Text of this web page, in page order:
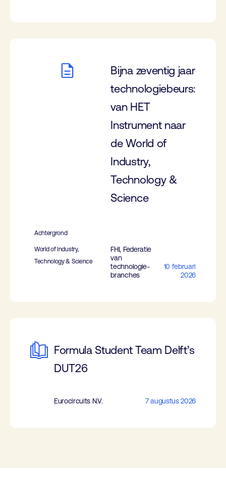
Bijna zeventig jaar
technologiebeurs:
van HET
Instrument naar
de World of
Industry,
Technology &
Science
Achtergrond
World of Industry,
Technology & Science
FHI, Federatie
van
technologie-
branches
10 februari
2026
Formula Student Team Delft’s
DUT26
Eurocircuits N.V. 7 augustus 2026